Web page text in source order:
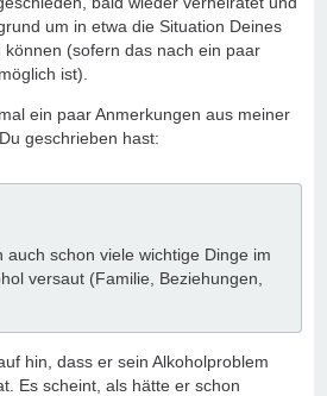
um in etwa die Situation Deines
können (sofern das nach ein paar
ist).
ein paar Anmerkungen aus meiner
geschrieben hast:
auch schon viele wichtige Dinge im
versaut (Familie, Beziehungen,
hin, dass er sein Alkoholproblem
Es scheint, als hätte er schon